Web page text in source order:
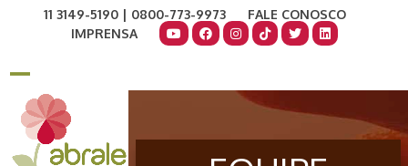
11 3149-5190 | 0800-773-9973
FALE CONOSCO
IMPRENSA
Open
mobile
menu
Close
mobile
menu